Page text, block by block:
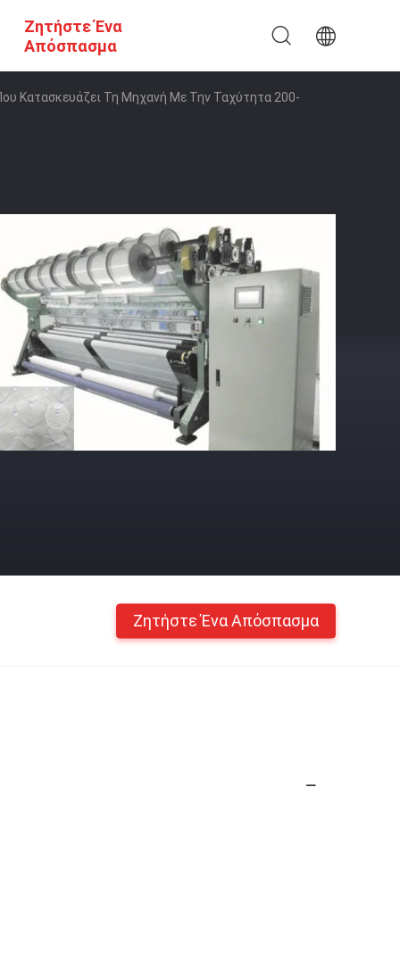
Ζητήστε Ένα
Απόσπασμα
Κατασκευάζει Τη Μηχανή Με Την Ταχύτητα 200-
Ζητήστε Ένα Απόσπασμα